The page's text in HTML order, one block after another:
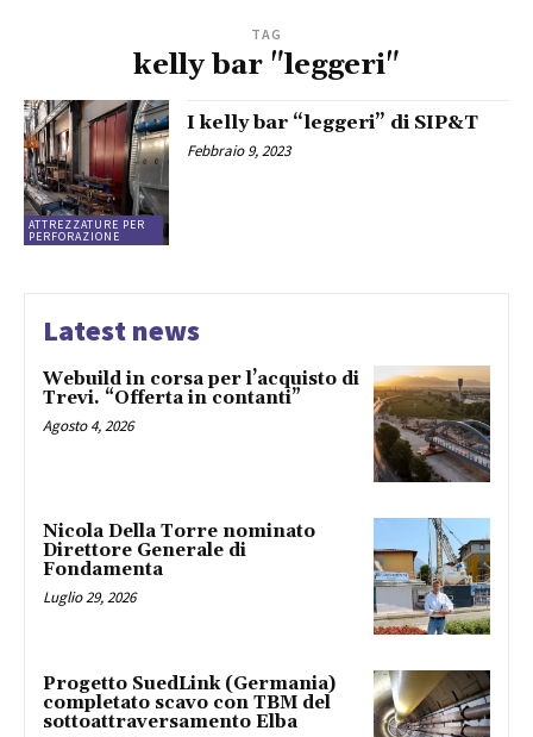
TAG
kelly bar "leggeri"
ATTREZZATURE PER
PERFORAZIONE
I kelly bar “leggeri” di SIP&T
Febbraio 9, 2023
Latest news
Webuild in corsa per l’acquisto di
Trevi. “Offerta in contanti”
Agosto 4, 2026
Nicola Della Torre nominato
Direttore Generale di
Fondamenta
Luglio 29, 2026
Progetto SuedLink (Germania)
completato scavo con TBM del
sottoattraversamento Elba